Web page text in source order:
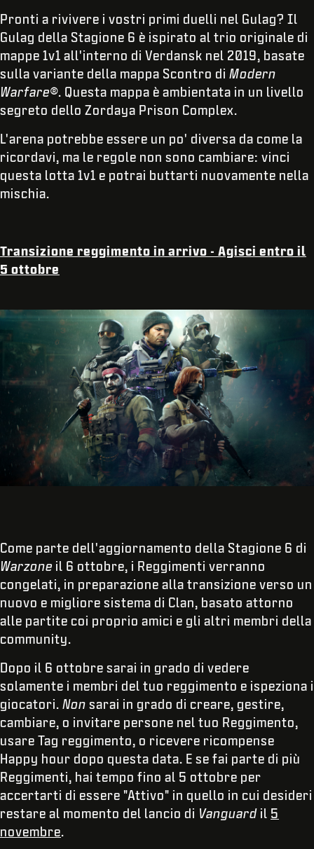
Pronti a rivivere i vostri primi duelli nel Gulag? Il
Gulag della Stagione 6 è ispirato al trio originale di
mappe 1v1 all'interno di Verdansk nel 2019, basate
sulla variante della mappa Scontro di Modern
Warfare®. Questa mappa è ambientata in un livello
segreto dello Zordaya Prison Complex.
L'arena potrebbe essere un po' diversa da come la
ricordavi, ma le regole non sono cambiare: vinci
questa lotta 1v1 e potrai buttarti nuovamente nella
mischia.
Transizione reggimento in arrivo - Agisci entro il
5 ottobre
Come parte dell'aggiornamento della Stagione 6 di
Warzone il 6 ottobre, i Reggimenti verranno
congelati, in preparazione alla transizione verso un
nuovo e migliore sistema di Clan, basato attorno
alle partite coi proprio amici e gli altri membri della
community.
Dopo il 6 ottobre sarai in grado di vedere
solamente i membri del tuo reggimento e ispeziona i
giocatori. Non sarai in grado di creare, gestire,
cambiare, o invitare persone nel tuo Reggimento,
usare Tag reggimento, o ricevere ricompense
Happy hour dopo questa data. E se fai parte di più
Reggimenti, hai tempo fino al 5 ottobre per
accertarti di essere "Attivo" in quello in cui desideri
restare al momento del lancio di Vanguard il 5
novembre.